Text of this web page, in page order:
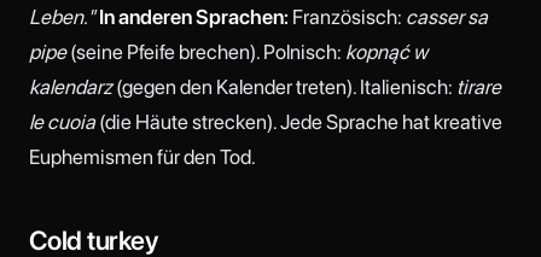
Leben." In anderen Sprachen: Französisch: casser sa
pipe(seine Pfeife brechen). Polnisch: kopnąć w
kalendarz(gegen den Kalender treten). Italienisch: tirare
le cuoia(die Häute strecken). Jede Sprache hat kreative
Euphemismen für den Tod.
Cold turkey